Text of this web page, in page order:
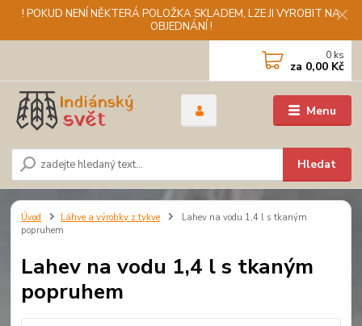
! POKUD NENÍ NĚKTERÁ POLOŽKA SKLADEM, LZE JI VYROBIT NA
OBJEDNÁNÍ !
Menu
Hledat
0 ks
za 0,00 Kč
Úvod Láhve a výrobky z tykve
Lahev na vodu 1,4 l s tkaným
popruhem
Lahev na vodu 1,4 l s tkaným
popruhem